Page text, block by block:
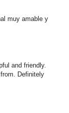
muy amable y
and friendly.
Definitely